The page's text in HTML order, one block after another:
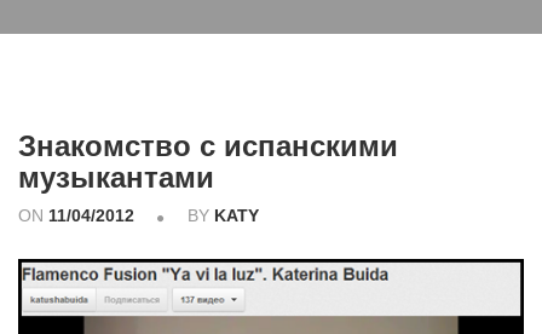
Знакомство с испанскими
музыкантами
ON 11/04/2012 BY KATY